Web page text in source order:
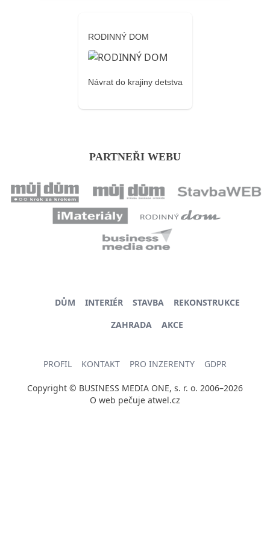
RODINNÝ DOM
Návrat do krajiny detstva
PARTNEŘI WEBU
DŮM INTERIÉR STAVBA
REKONSTRUKCE
ZAHRADA
AKCE
PROFIL KONTAKT PRO INZERENTY GDPR
Copyright © BUSINESS MEDIA ONE, s. r. o. 2006–2026